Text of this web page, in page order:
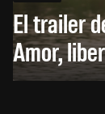
El trailer
Amor,